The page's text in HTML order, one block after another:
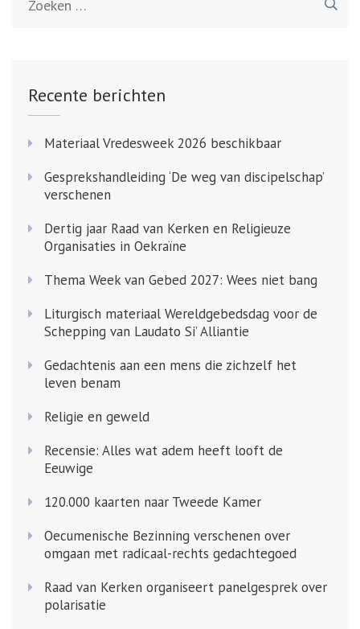
Recente berichten
Materiaal Vredesweek 2026 beschikbaar
Gesprekshandleiding ‘De weg van discipelschap’
verschenen
Dertig jaar Raad van Kerken en Religieuze
Organisaties in Oekraïne
Thema Week van Gebed 2027: Wees niet bang
Liturgisch materiaal Wereldgebedsdag voor de
Schepping van Laudato Si’ Alliantie
Gedachtenis aan een mens die zichzelf het
leven benam
Religie en geweld
Recensie: Alles wat adem heeft looft de
Eeuwige
120.000 kaarten naar Tweede Kamer
Oecumenische Bezinning verschenen over
omgaan met radicaal-rechts gedachtegoed
Raad van Kerken organiseert panelgesprek over
polarisatie